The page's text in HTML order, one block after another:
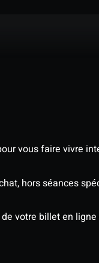
vous faire vivre
hors séances
votre billet en